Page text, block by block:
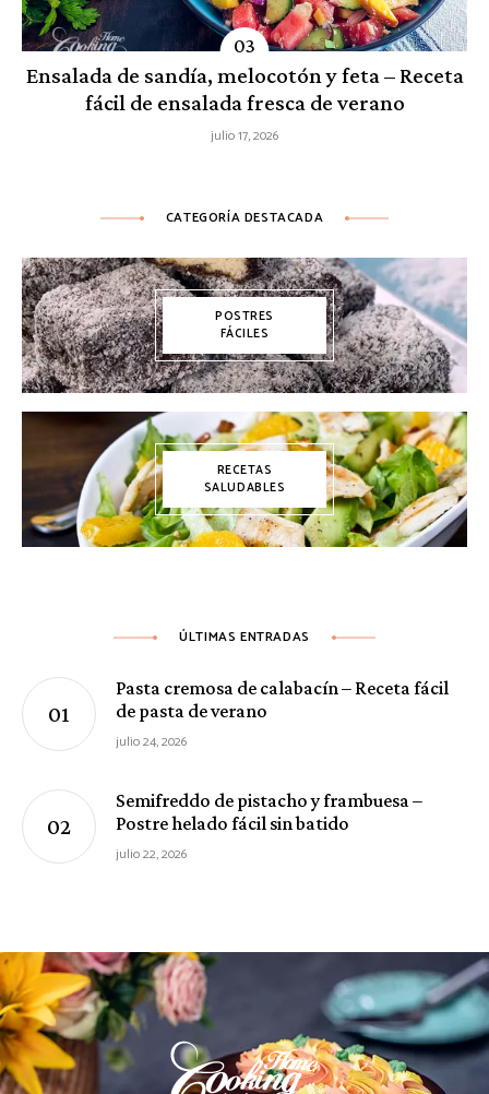
Ensalada de sandía, melocotón y feta – Receta
fácil de ensalada fresca de verano
julio 17, 2026
CATEGORÍA DESTACADA
POSTRES
FÁCILES
RECETAS
SALUDABLES
ÚLTIMAS ENTRADAS
Pasta cremosa de calabacín – Receta fácil
de pasta de verano
julio 24, 2026
Semifreddo de pistacho y frambuesa –
Postre helado fácil sin batido
julio 22, 2026